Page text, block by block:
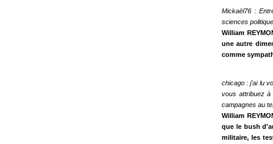
Mickaël76 :
sciences
William
une autre
comme
chicago : j'ai lu
vous attribuez
campagnes au
William
que le bush
militaire, les